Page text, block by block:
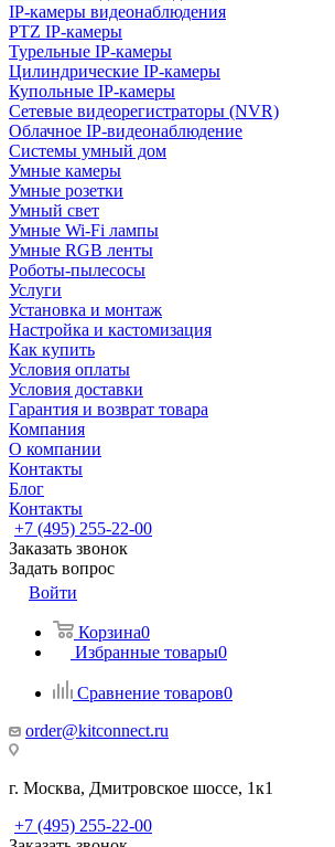
IP-камеры видеонаблюдения
PTZ IP-камеры
Турельные IP-камеры
Цилиндрические IP-камеры
Купольные IP-камеры
Сетевые видеорегистраторы (NVR)
Облачное IP-видеонаблюдение
Системы умный дом
Умные камеры
Умные розетки
Умный свет
Умные Wi-Fi лампы
Умные RGB ленты
Роботы-пылесосы
Услуги
Установка и монтаж
Настройка и кастомизация
Как купить
Условия оплаты
Условия доставки
Гарантия и возврат товара
Компания
О компании
Контакты
Блог
Контакты
+7 (495) 255-22-00
Заказать звонок
Задать вопрос
Войти
Корзина0
Избранные товары0
Сравнение товаров0
order@kitconnect.ru
г. Москва, Дмитровское шоссе, 1к1
+7 (495) 255-22-00